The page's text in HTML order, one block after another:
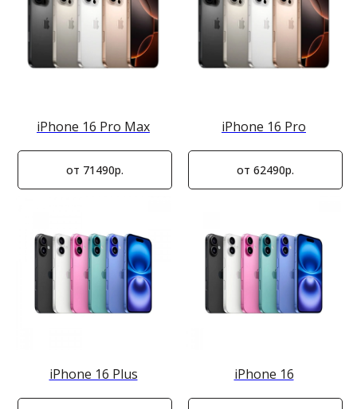
iPhone 16 Pro Max
от 71490р.
iPhone 16 Pro
от 62490р.
iPhone 16 Plus iPhone 16